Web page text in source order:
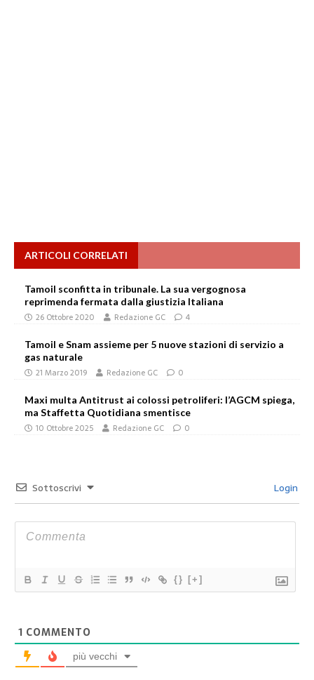
ARTICOLI CORRELATI
Tamoil sconfitta in tribunale. La sua vergognosa
reprimenda fermata dalla giustizia Italiana
26 Ottobre 2020 Redazione GC 4
Tamoil e Snam assieme per 5 nuove stazioni di servizio a
gas naturale
21 Marzo 2019 Redazione GC 0
Maxi multa Antitrust ai colossi petroliferi: l’AGCM spiega,
ma Staffetta Quotidiana smentisce
10 Ottobre 2025 Redazione GC 0
Sottoscrivi Login
{} [+]
1 COMMENTO
più vecchi